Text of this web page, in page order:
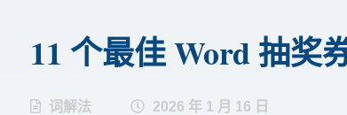
11 个最佳 Word 抽奖
词解法 2026 年 1 月 16 日